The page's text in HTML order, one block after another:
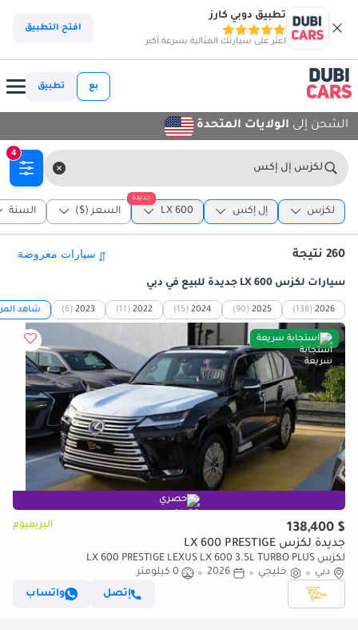
تطبيق دوبي كارز
اعثر على سيارتك المثالية بسرعة أكبر
افتح التطبيق
بع تطبيق
الشحن إلى الولايات المتحدة
لكزس إل إكس
4
لكزس إل إكس
جديدة
LX 600 السعر ($) السنة
260 نتيجة
سيارات لكزس LX 600 جديدة للبيع في دبي
2026
(138)
2025
(90)
2024
(15)
2022
(11)
2023
(6) شاهد
استجابة سريعة
حصري
$ 138,400 البريميوم
جديدة لكزس LX 600 PRESTIGE
لكزس LX 600 PRESTIGE LEXUS LX 600 3.5L TURBO PLUS
دبي
خليجي 2026
0 كيلومتر
إتصل
واتساب